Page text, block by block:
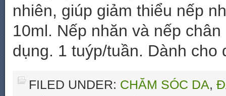
nhiên, giúp giảm thiểu nếp
10ml. Nếp nhăn và nếp
dụng. 1 tuýp/tuần. Dành cho
FILED UNDER: CHĂM SÓC DA,